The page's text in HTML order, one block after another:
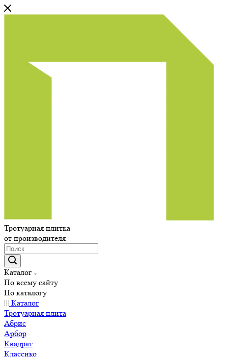
Тротуарная плитка
от производителя
Каталог
По всему сайту
По каталогу
Каталог
Тротуарная плита
Абрис
Арбор
Квадрат
Классико